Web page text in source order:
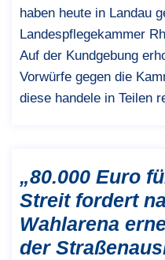
haben heute in Landau
Landespflegekammer
Auf der Kundgebung
Vorwürfe gegen die
diese handele in Teilen
„80.000 Euro
Streit fordert
Wahlarena
der